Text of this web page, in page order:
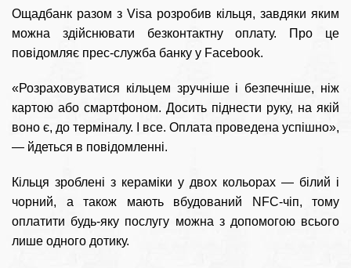
Ощадбанк разом з Visa розробив кільця, завдяки яким
можна здійснювати безконтактну оплату. Про це
повідомляє прес-служба банку у Facebook.
«Розраховуватися кільцем зручніше і безпечніше, ніж
картою або смартфоном. Досить піднести руку, на якій
воно є, до терміналу. І все. Оплата проведена успішно»,
— йдеться в повідомленні.
Кільця зроблені з кераміки у двох кольорах — білий і
чорний, а також мають вбудований NFC-чіп, тому
оплатити будь-яку послугу можна з допомогою всього
лише одного дотику.